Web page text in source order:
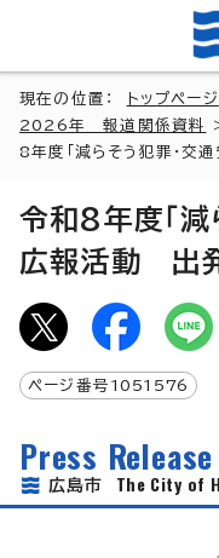
現在の位置： トップページ
2026年 報道関係資料
8年度「減らそう犯罪・交
令和8年度「減
広報活動 出
ページ番号 1051576
Press Release
広島市 The City of